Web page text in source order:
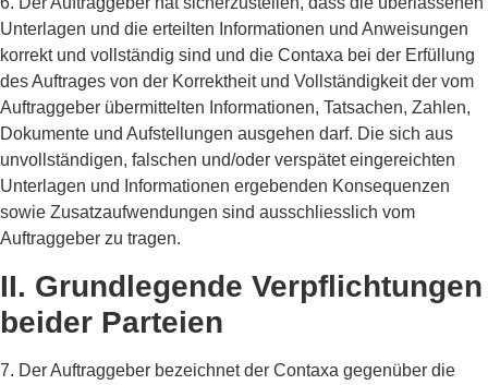
Unterlagen und die erteilten Informationen und Anweisungen
korrekt und vollständig sind und die Contaxa bei der Erfüllung
des Auftrages von der Korrektheit und Vollständigkeit der vom
Auftraggeber übermittelten Informationen, Tatsachen, Zahlen,
Dokumente und Aufstellungen ausgehen darf. Die sich aus
unvollständigen, falschen und/oder verspätet eingereichten
Unterlagen und Informationen ergebenden Konsequenzen
sowie Zusatzaufwendungen sind ausschliesslich vom
Auftraggeber zu tragen.
II. Grundlegende Verpflichtungen
beider Parteien
7. Der Auftraggeber bezeichnet der Contaxa gegenüber die